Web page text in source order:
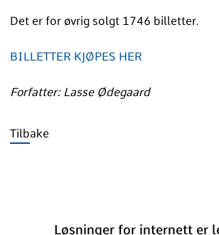
Det er for øvrig solgt 1746 billetter.
BILLETTER KJØPES HER
Forfatter: Lasse Ødegaard
Tilbake
Løsninger for internett er